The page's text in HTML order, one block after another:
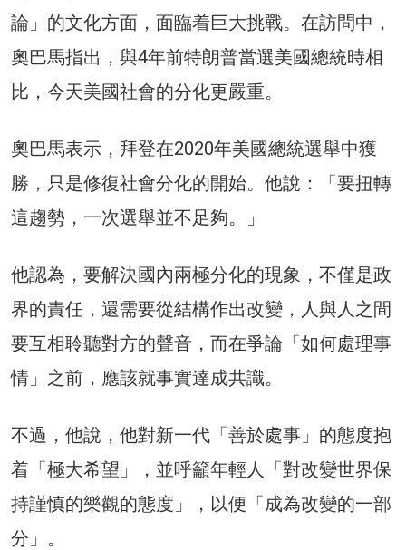
論」的文化方面，面臨着巨大挑戰。在訪問中，
奧巴馬指出，與4年前特朗普當選美國總統時相
比，今天美國社會的分化更嚴重。
奧巴馬表示，拜登在2020年美國總統選舉中獲
勝，只是修復社會分化的開始。他說：「要扭轉
這趨勢，一次選舉並不足夠。」
他認為，要解決國內兩極分化的現象，不僅是政
界的責任，還需要從結構作出改變，人與人之間
要互相聆聽對方的聲音，而在爭論「如何處理事
情」之前，應該就事實達成共識。
不過，他說，他對新一代「善於處事」的態度抱
着「極大希望」，並呼籲年輕人「對改變世界保
持謹慎的樂觀的態度」，以便「成為改變的一部
分」。